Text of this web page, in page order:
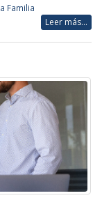
Familia
Leer más...